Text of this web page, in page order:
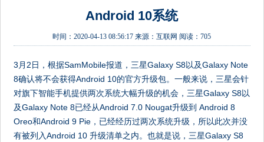
Android 10系统
时间：2020-04-13 08:56:17 来源：互联网 阅读：705
3月2日，根据SamMobile报道，三星Galaxy S8以及Galaxy Note
8确认将不会获得Android 10的官方升级包。一般来说，三星会针
对旗下智能手机提供两次系统大幅升级的机会，三星Galaxy S8以
及Galaxy Note 8已经从Android 7.0 Nougat升级到 Android 8
Oreo和Android 9 Pie，已经经历过两次系统升级，所以此次并没
有被列入Android 10 升级清单之内。也就是说，三星Galaxy S8